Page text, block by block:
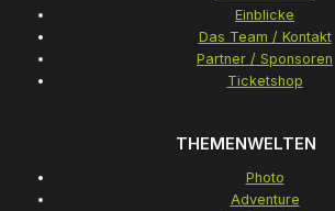
Einblicke
Das Team / Kontakt
Partner / Sponsoren
Ticketshop
THEMENWELTEN
Photo
Adventure